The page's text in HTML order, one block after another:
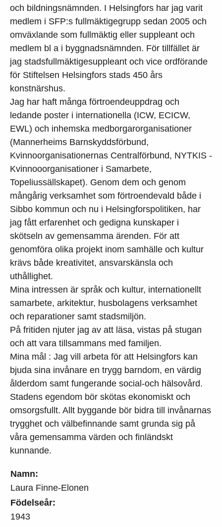
Namn:
Laura Finne-Elonen
Födelseår:
1943
och bildningsnämnden. I Helsingfors har jag varit
medlem i SFP:s fullmäktigegrupp sedan 2005 och
omväxlande som fullmäktig eller suppleant och
medlem bl a i byggnadsnämnden. För tillfället är
jag stadsfullmäktigesuppleant och vice ordförande
för Stiftelsen Helsingfors stads 450 års
konstnärshus.
Jag har haft många förtroendeuppdrag och
ledande poster i internationella (ICW, ECICW,
EWL) och inhemska medborgarorganisationer
(Mannerheims Barnskyddsförbund,
Kvinnoorganisationernas Centralförbund, NYTKIS -
Kvinnooorganisationer i Samarbete,
Topeliussällskapet). Genom dem och genom
mångårig verksamhet som förtroendevald både i
Sibbo kommun och nu i Helsingforspolitiken, har
jag fått erfarenhet och gedigna kunskaper i
skötseln av gemensamma ärenden. För att
genomföra olika projekt inom samhälle och kultur
krävs både kreativitet, ansvarskänsla och
uthållighet.
Mina intressen är språk och kultur, internationellt
samarbete, arkitektur, husbolagens verksamhet
och reparationer samt stadsmiljön.
På fritiden njuter jag av att läsa, vistas på stugan
och att vara tillsammans med familjen.
Mina mål : Jag vill arbeta för att Helsingfors kan
bjuda sina invånare en trygg barndom, en värdig
ålderdom samt fungerande social-och hälsovård.
Stadens egendom bör skötas ekonomiskt och
omsorgsfullt. Allt byggande bör bidra till invånarnas
trygghet och välbefinnande samt grunda sig på
våra gemensamma värden och finländskt
kunnande.